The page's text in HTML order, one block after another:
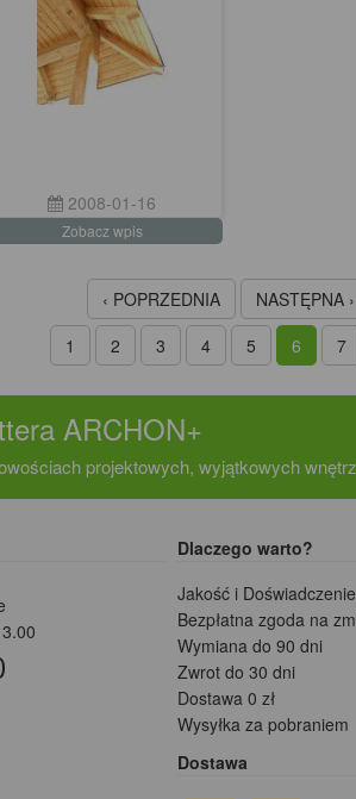
2008-01-16
Zobacz wpis
‹ POPRZEDNIA
NASTĘPNA ›
1
2 3 4 5 6 7
ARCHON+
projektowych, wyjątkowych
Dlaczego warto?
Jakość i Doświadczenie
Bezpłatna zgoda na
Wymiana do 90 dni
Zwrot do 30 dni
Dostawa 0 zł
Wysyłka za pobraniem
Dostawa